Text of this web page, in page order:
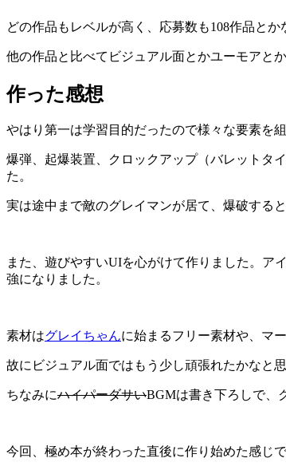
どの作品もレベルが高く、応募数も108作品と
他の作品と比べてビジュアル面とかユーモアと
作った感想
やはり第一は学習目的だったので様々な要素を
爆弾、起爆装置、クロックアップ（バレットタ
た。
実は途中まで敵のグレイマンが居て、爆破する
また、遊びやすいUIを心がけて作りました。ア
強になりました。
素材はグレイちゃんに始まるフリー素材や、マ
故にビジュアル面ではもう少し頑張れたかなと
ちなみにハイパーダサいBGMは書き下ろしで、
今回、極め本が終わった直後に作り始めた感じ